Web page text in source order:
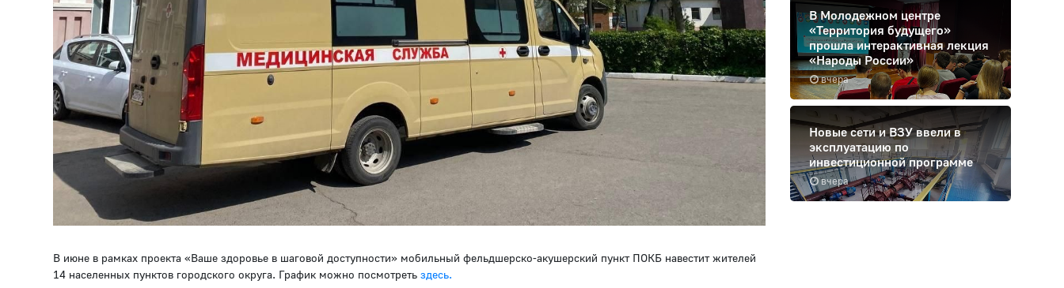
В июне в рамках проекта «Ваше здоровье в шаговой доступности» мобильный фельдшерско-акушерский пункт ПОКБ навестит жителей
14 населенных пунктов городского округа. График можно посмотреть здесь.
вчера
В Молодежном центре
«Территория будущего»
прошла интерактивная лекция
«Народы России»
вчера
Новые сети и ВЗУ ввели в
эксплуатацию по
инвестиционной программе